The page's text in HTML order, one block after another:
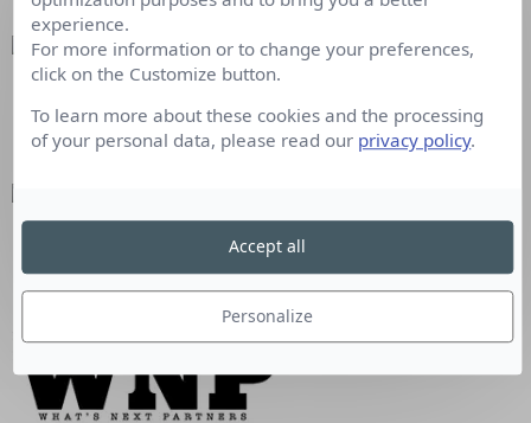
Maurizio Biondiest nommé directeur
marketing deMcDonald’s France
est nommé nouveau directeur
artistique del’agence Shops
experience.
For more information or to change your preferences,
click on the Customize button.
To learn more about these cookies and the processing
of your personal data, please read our privacy policy.
Personalize
Accept all